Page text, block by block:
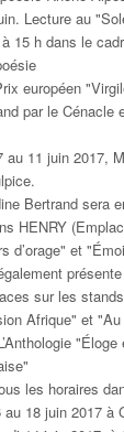
Lecture au
15 h dans le
européen
par le Cénacle
au 11 juin 2017,
Bertrand sera
HENRY
d’orage" et
sur les
Afrique" et
les horaires
au 18 juin 2017 à